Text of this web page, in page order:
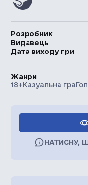
Розробник
Видавець
Дата виходу гри
Жанри
18+Казуальна гра
НАТИСНУ,